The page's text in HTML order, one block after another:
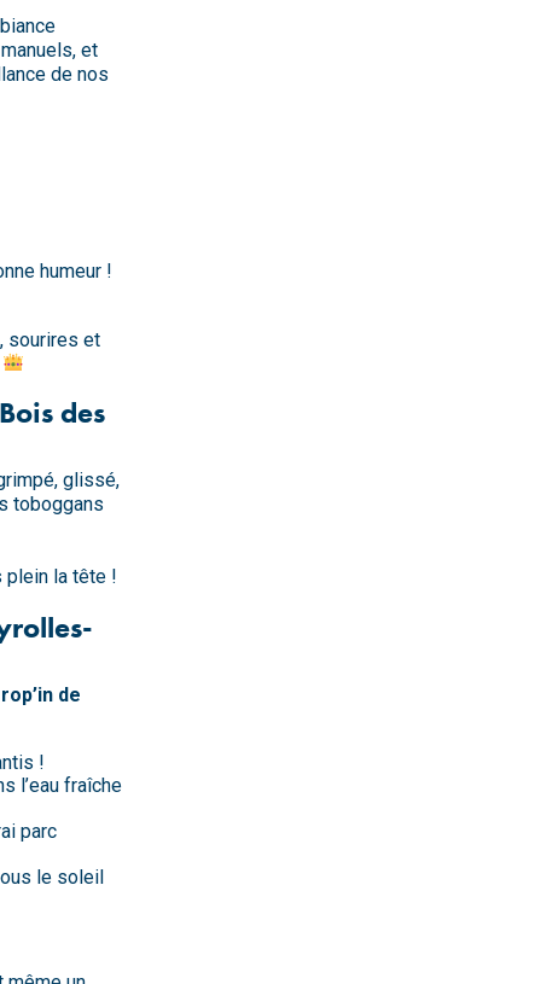
et
de nos
humeur !
sourires et
des
glissé,
toboggans
plein la tête !
de
!
l’eau fraîche
parc
le soleil